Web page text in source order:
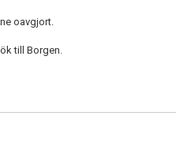
oavgjort.
till Borgen.